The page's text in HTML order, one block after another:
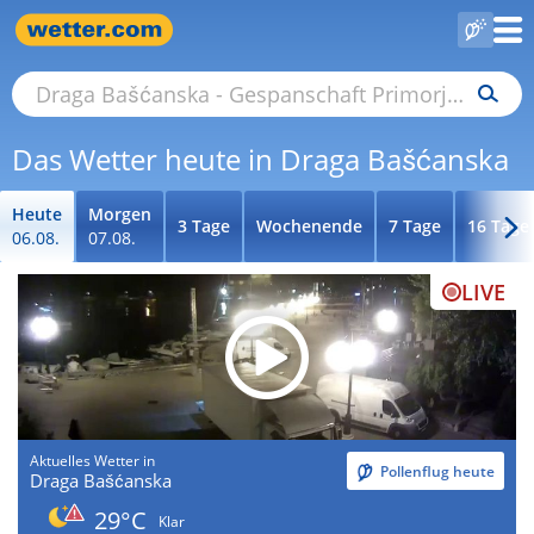
Das Wetter heute in Draga Bašćanska
Heute
06.08.
Morgen
07.08.
3 Tage Wochenende 7 Tage 16 Tage
LIVE
Aktuelles Wetter in
Draga Bašćanska Pollenflug heute
29°C
Klar